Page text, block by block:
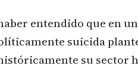
entendido que en
suicida
su sector